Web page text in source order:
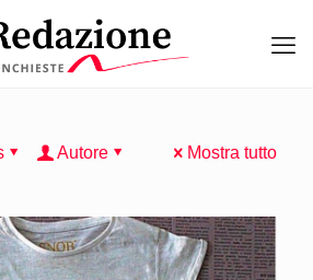
Autore Mostra tutto